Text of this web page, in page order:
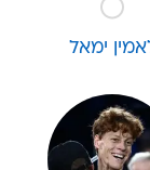
ימאל